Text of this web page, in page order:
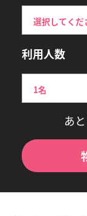
利用人数
あ